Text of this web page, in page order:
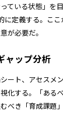
っている状態」を
に定義する。こ
が必要だ。
ャップ分析
ート、アセスメ
化する。「ある
べき「育成課題」